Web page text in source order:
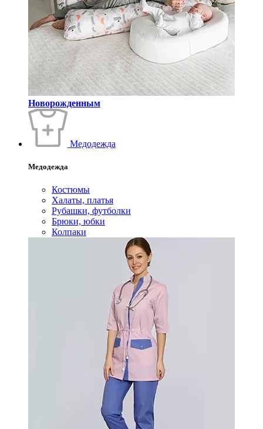
Новорожденным
Медодежда
Медодежда
Костюмы
Халаты, платья
Рубашки, футболки
Брюки, юбки
Колпаки